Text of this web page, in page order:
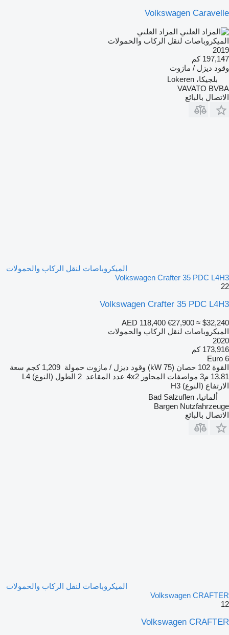
Volkswagen Caravelle
المزاد العلني
الميكروباصات لنقل الركاب والحمولات
2019
197,147 كم
وقود ديزل / مازوت
بلجيكا، Lokeren
VAVATO BVBA
الاتصال بالبائع
الميكروباصات لنقل الركاب والحمولات
Volkswagen Crafter 35 PDC L4H3
22
Volkswagen Crafter 35 PDC L4H3
AED 118,400 €27,900 ≈ $32,240
الميكروباصات لنقل الركاب والحمولات
2020
173,916 كم
Euro 6
القوة 102 حصان (75 kW) وقود ديزل / مازوت حمولة 1,209 كجم
سعة
13.81 م3
مواصفات المحاور 4x2 عدد المقاعد 2 الطول (النوع) L4
الارتفاع (النوع) H3
ألمانيا، Bad Salzuflen
Bargen Nutzfahrzeuge
الاتصال بالبائع
الميكروباصات لنقل الركاب والحمولات
Volkswagen CRAFTER
12
Volkswagen CRAFTER